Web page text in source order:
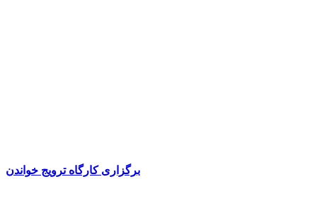
برگزاری کارگاه ترویج خواندن